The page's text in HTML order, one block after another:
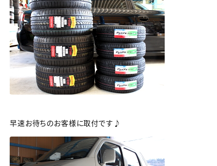
早速お待ちのお客様に取付です♪